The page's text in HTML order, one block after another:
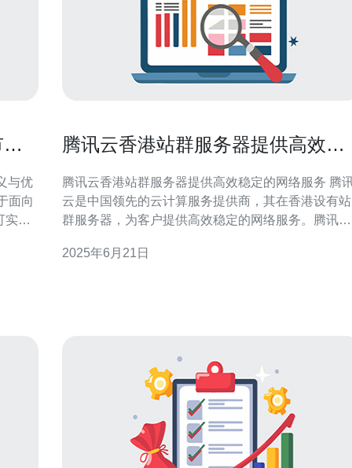
与优
面向
实现
腾讯云香港站群服务器提供高效稳
腾讯云香港站群服务器提供高效稳定的网络服务 腾讯
云是中国领先的云计算服务提供商，其在香港设有站
群服务器，为客户提供高效稳定的网络服务。腾讯云
户的网站能够快速响应并保持稳定运行。 腾讯云的站
2025年6月21日